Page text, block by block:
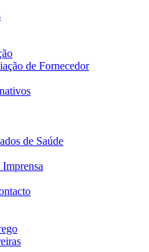
de Fornecedor
de Saúde